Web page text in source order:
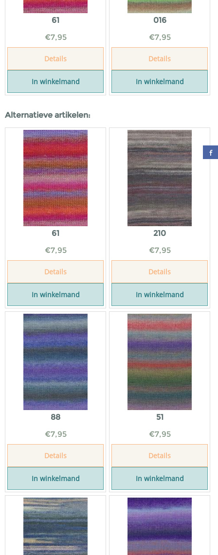
61
€7,95
Details
In winkelmand
016
€7,95
Details
In winkelmand
Alternatieve artikelen:
61
€7,95
Details
In winkelmand
210
€7,95
Details
In winkelmand
88
€7,95
Details
In winkelmand
51
€7,95
Details
In winkelmand